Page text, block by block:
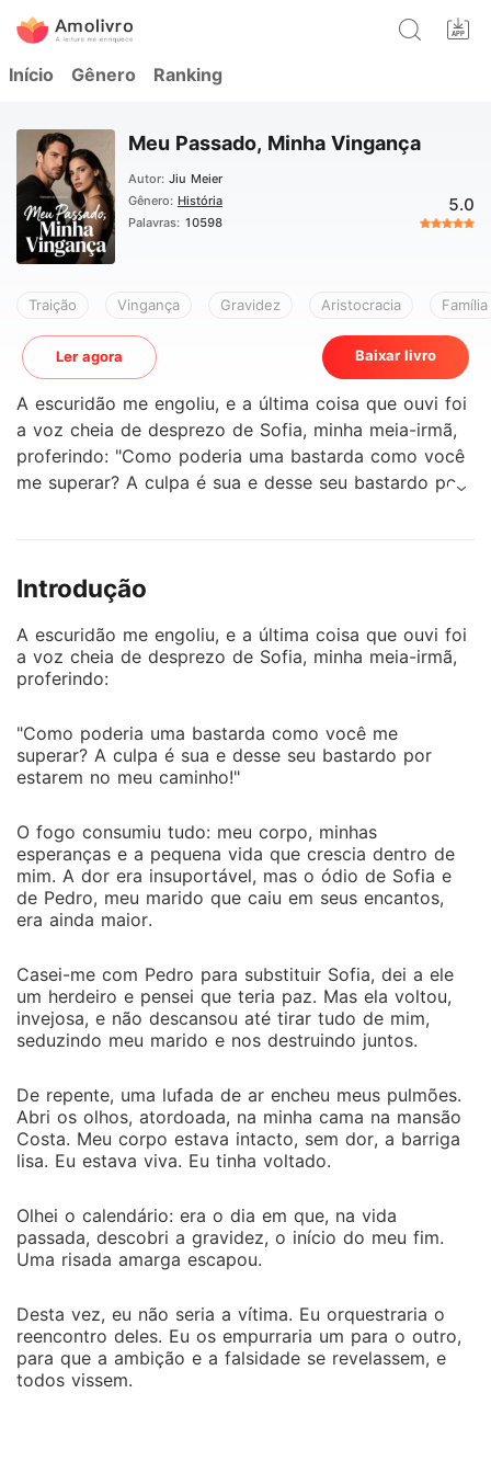
Início Gênero Ranking
Meu Passado, Minha Vingança
Autor: Jiu Meier
Gênero: História
Palavras: 10598
5.0
Traição Vingança Gravidez Aristocracia Família
Ler agora Baixar livro
A escuridão me engoliu, e a última coisa que ouvi foi
a voz cheia de desprezo de Sofia, minha meia-irmã,
proferindo: "Como poderia uma bastarda como você
me superar? A culpa é sua e desse seu bastardo por
ódio de Sofia e de Pedro, meu marido que caiu em
para substituir Sofia, dei a ele um herdeiro e pensei
que teria paz. Mas ela voltou, invejosa, e não
descansou até tirar tudo de mim, seduzindo meu
lufada de ar encheu meus pulmões. Abri os olhos,
atordoada, na minha cama na mansão Costa. Meu
estava viva. Eu tinha voltado. Olhei o calendário: era
o dia em que, na vida passada, descobri a gravidez,
o início do meu fim. Uma risada amarga escapou.
Desta vez, eu não seria a vítima. Eu orquestraria o
reencontro deles. Eu os empurraria um para o outro,
todos vissem.
Introdução
A escuridão me engoliu, e a última coisa que ouvi foi
a voz cheia de desprezo de Sofia, minha meia-irmã,
proferindo:
"Como poderia uma bastarda como você me
superar? A culpa é sua e desse seu bastardo por
estarem no meu caminho!"
O fogo consumiu tudo: meu corpo, minhas
esperanças e a pequena vida que crescia dentro de
mim. A dor era insuportável, mas o ódio de Sofia e
de Pedro, meu marido que caiu em seus encantos,
era ainda maior.
Casei-me com Pedro para substituir Sofia, dei a ele
um herdeiro e pensei que teria paz. Mas ela voltou,
invejosa, e não descansou até tirar tudo de mim,
seduzindo meu marido e nos destruindo juntos.
De repente, uma lufada de ar encheu meus pulmões.
Abri os olhos, atordoada, na minha cama na mansão
Costa. Meu corpo estava intacto, sem dor, a barriga
lisa. Eu estava viva. Eu tinha voltado.
Olhei o calendário: era o dia em que, na vida
passada, descobri a gravidez, o início do meu fim.
Uma risada amarga escapou.
Desta vez, eu não seria a vítima. Eu orquestraria o
reencontro deles. Eu os empurraria um para o outro,
para que a ambição e a falsidade se revelassem, e
todos vissem.